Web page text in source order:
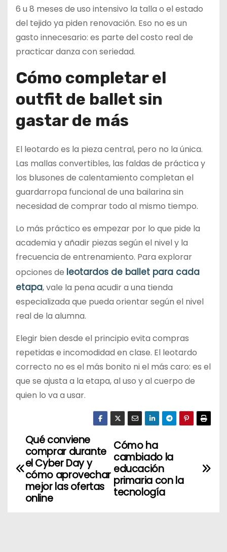
6 u 8 meses de uso intensivo la talla o el estado
del tejido ya piden renovación. Eso no es un
gasto innecesario: es parte del costo real de
practicar danza con seriedad.
Cómo completar el
outfit de ballet sin
gastar de más
El leotardo es la pieza central, pero no la única.
Las mallas convertibles, las faldas de práctica y
los blusones de calentamiento completan el
guardarropa funcional de una bailarina sin
necesidad de comprar todo al mismo tiempo.
Lo más práctico es empezar por lo que pide la
academia y añadir piezas según el nivel y la
frecuencia de entrenamiento. Para explorar
opciones de leotardos de ballet para cada
etapa, vale la pena acudir a una tienda
especializada que pueda orientar según el nivel
real de la alumna.
Elegir bien desde el principio evita compras
repetidas e incomodidad en clase. El leotardo
correcto no es el más bonito ni el más caro: es el
que se ajusta a la etapa, al uso y al cuerpo de
quien lo va a usar.
N
a
Cómo ha
cambiado la
educación
primaria con la
tecnología
Qué conviene
comprar durante
el Cyber Day y
cómo aprovechar
mejor las ofertas
online